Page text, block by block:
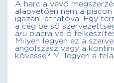
A harc a vevő
alapvetően nem a
igazán láthatóvá. Egy
a cég belső
áru piacra való
Milyen legyen ez a
angolszász vagy a
kövesse? Mi legyen a